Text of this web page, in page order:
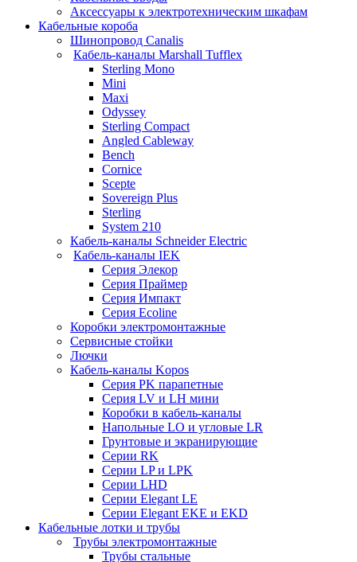
Аксессуары к электротехническим шкафам
Кабельные короба
Шинопровод Canalis
Кабель-каналы Marshall Tufflex
Sterling Mono
Mini
Maxi
Odyssey
Sterling Compact
Angled Cableway
Bench
Cornice
Scepte
Sovereign Plus
Sterling
System 210
Кабель-каналы Schneider Electric
Кабель-каналы IEK
Серия Элекор
Серия Праймер
Серия Импакт
Серия Ecoline
Коробки электромонтажные
Сервисные стойки
Лючки
Кабель-каналы Kopos
Серия PK парапетные
Серия LV и LH мини
Коробки в кабель-каналы
Напольные LO и угловые LR
Грунтовые и экранирующие
Серии RK
Серии LP и LPK
Серии LHD
Серии Elegant LE
Серии Elegant EKE и EKD
Кабельные лотки и трубы
Трубы электромонтажные
Трубы стальные